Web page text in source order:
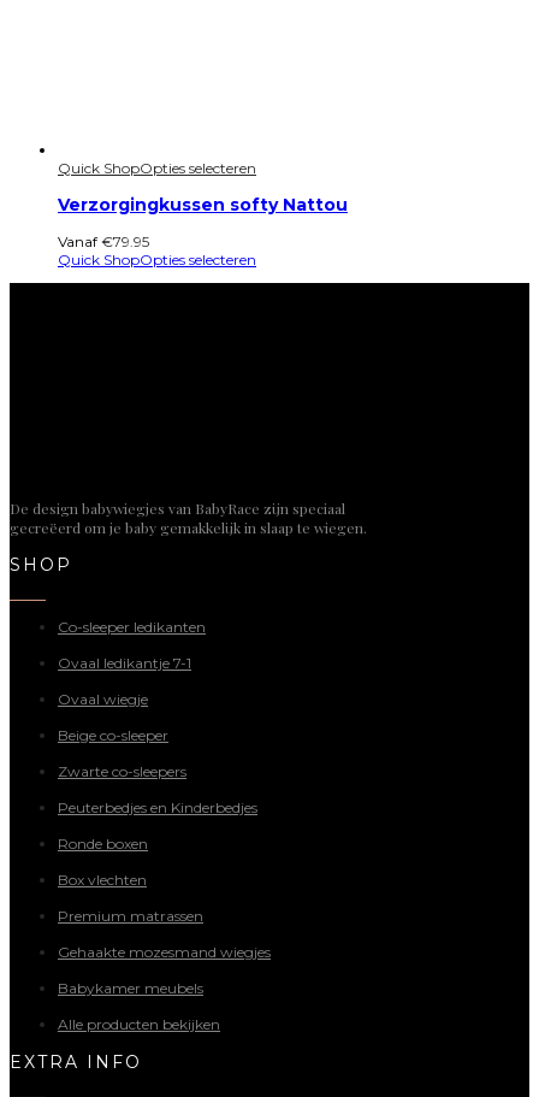
Quick ShopOpties selecteren
Verzorgingkussen softy Nattou
Vanaf €79.95
Quick ShopOpties selecteren
De design babywiegjes van BabyRace zijn speciaal
gecreëerd om je baby gemakkelijk in slaap te wiegen.
SHOP
Co-sleeper ledikanten
Ovaal ledikantje 7-1
Ovaal wiegje
Beige co-sleeper
Zwarte co-sleepers
Peuterbedjes en Kinderbedjes
Ronde boxen
Box vlechten
Premium matrassen
Gehaakte mozesmand wiegjes
Babykamer meubels
Alle producten bekijken
EXTRA INFO